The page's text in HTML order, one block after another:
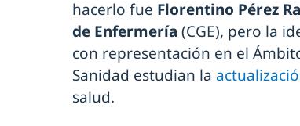
hacerlo fue Florentino Pérez
de Enfermería (CGE), pero la
con representación en el
Sanidad estudian la
salud.